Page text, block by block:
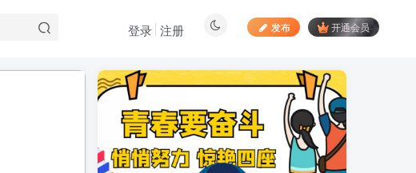
发布 开通会员
登录 注册
最新文章
1 居家拍视频 苹果手动采
集项目 第一人称视角手部操
作视频采集 一天收入轻松百
元起昨天 904